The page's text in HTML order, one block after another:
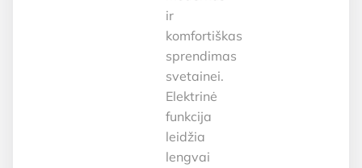
ir
komfortiškas
sprendimas
svetainei.
Elektrinė
funkcija
leidžia
lengvai